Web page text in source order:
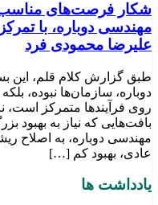
شکار فرصت‌های مناسب
مهندسی دوباره، با
علیرضا محمودی فرد
طبق گزارش کلام قلم، این
دوباره، سازمان‌ها نبوده،
روی فرآیندها متمرکز است،
بافت‌هایی که نیاز به بهبود
مهندسی دوباره، به اصلاح
عادی، بهبود کم […]
یادداشت ها